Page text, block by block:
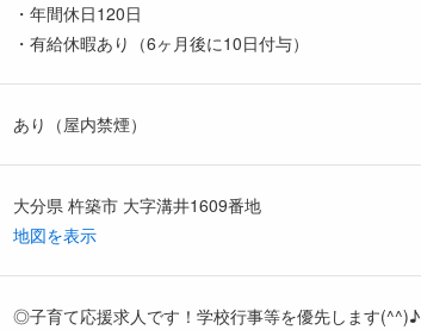
・年間休日120日
・有給休暇あり（6ヶ月後に10日付与）
あり（屋内禁煙）
大分県 杵築市 大字溝井1609番地
地図を表示
◎子育て応援求人です！学校行事等を優先します(^^)♪